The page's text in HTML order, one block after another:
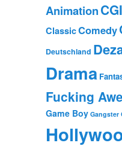
AnimationCGI
ClassicComedy
Deutschland
Drama
Fucking
Game Boy Gangster